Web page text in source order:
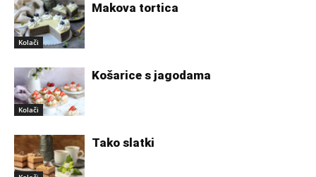
Kolači
Makova tortica
Kolači
Košarice s jagodama
Tako slatki